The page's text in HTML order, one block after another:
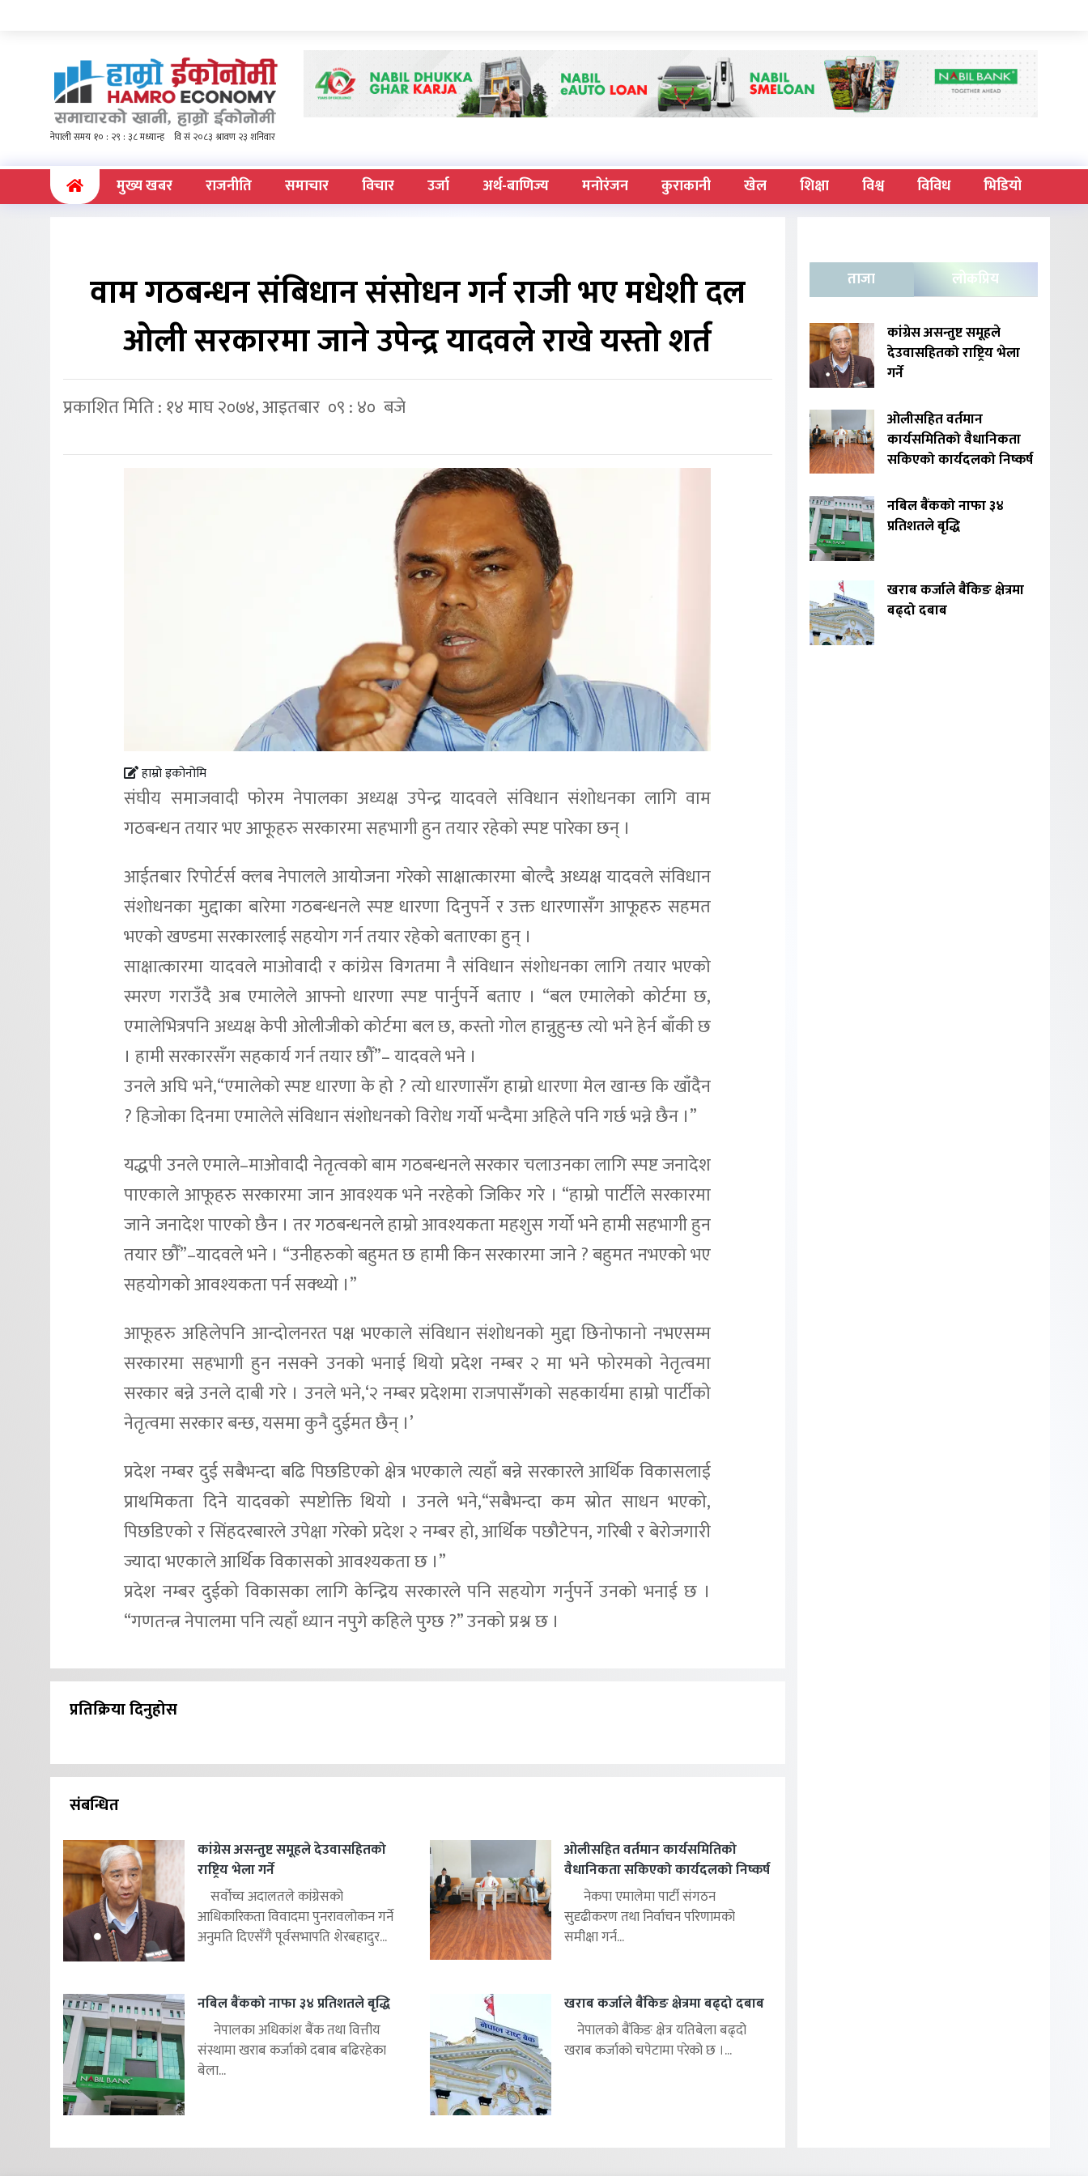
(current)मुख्य खबर राजनीति समाचार विचार उर्जा अर्थ-बाणिज्य मनोरंजन कुराकानी खेल शिक्षा विश्व विविध भिडियो
वाम गठबन्धन संबिधान संसोधन गर्न राजी भए मधेशी दल
ओली सरकारमा जाने उपेन्द्र यादवले राखे यस्तो शर्त
प्रकाशित मिति : १४ माघ २०७४, आइतबार ०९ : ४० बजे
हाम्रो इकोनोमि
संघीय समाजवादी फोरम नेपालका अध्यक्ष उपेन्द्र यादवले संविधान संशोधनका लागि वाम
गठबन्धन तयार भए आफूहरु सरकारमा सहभागी हुन तयार रहेको स्पष्ट पारेका छन् ।
आईतबार रिपोर्टर्स क्लब नेपालले आयोजना गरेको साक्षात्कारमा बोल्दै अध्यक्ष यादवले संविधान
संशोधनका मुद्दाका बारेमा गठबन्धनले स्पष्ट धारणा दिनुपर्ने र उक्त धारणासँग आफूहरु सहमत
भएको खण्डमा सरकारलाई सहयोग गर्न तयार रहेको बताएका हुन् ।
साक्षात्कारमा यादवले माओवादी र कांग्रेस विगतमा नै संविधान संशोधनका लागि तयार भएको
स्मरण गराउँदै अब एमालेले आफ्नो धारणा स्पष्ट पार्नुपर्ने बताए । “बल एमालेको कोर्टमा छ,
एमालेभित्रपनि अध्यक्ष केपी ओलीजीको कोर्टमा बल छ, कस्तो गोल हान्नुहुन्छ त्यो भने हेर्न बाँकी छ
। हामी सरकारसँग सहकार्य गर्न तयार छौँ”– यादवले भने ।
उनले अघि भने,“एमालेको स्पष्ट धारणा के हो ? त्यो धारणासँग हाम्रो धारणा मेल खान्छ कि खाँदैन
? हिजोका दिनमा एमालेले संविधान संशोधनको विरोध गर्यो भन्दैमा अहिले पनि गर्छ भन्ने छैन ।”
यद्धपी उनले एमाले–माओवादी नेतृत्वको बाम गठबन्धनले सरकार चलाउनका लागि स्पष्ट जनादेश
पाएकाले आफूहरु सरकारमा जान आवश्यक भने नरहेको जिकिर गरे । “हाम्रो पार्टीले सरकारमा
जाने जनादेश पाएको छैन । तर गठबन्धनले हाम्रो आवश्यकता महशुस गर्यो भने हामी सहभागी हुन
तयार छौँ”–यादवले भने । “उनीहरुको बहुमत छ हामी किन सरकारमा जाने ? बहुमत नभएको भए
सहयोगको आवश्यकता पर्न सक्थ्यो ।”
आफूहरु अहिलेपनि आन्दोलनरत पक्ष भएकाले संविधान संशोधनको मुद्दा छिनोफानो नभएसम्म
सरकारमा सहभागी हुन नसक्ने उनको भनाई थियो प्रदेश नम्बर २ मा भने फोरमको नेतृत्वमा
सरकार बन्ने उनले दाबी गरे । उनले भने,‘२ नम्बर प्रदेशमा राजपासँगको सहकार्यमा हाम्रो पार्टीको
नेतृत्वमा सरकार बन्छ, यसमा कुनै दुईमत छैन् ।’
प्रदेश नम्बर दुई सबैभन्दा बढि पिछडिएको क्षेत्र भएकाले त्यहाँ बन्ने सरकारले आर्थिक विकासलाई
प्राथमिकता दिने यादवको स्पष्टोक्ति थियो । उनले भने,“सबैभन्दा कम स्रोत साधन भएको,
पिछडिएको र सिंहदरबारले उपेक्षा गरेको प्रदेश २ नम्बर हो, आर्थिक पछौटेपन, गरिबी र बेरोजगारी
ज्यादा भएकाले आर्थिक विकासको आवश्यकता छ ।”
प्रदेश नम्बर दुईको विकासका लागि केन्द्रिय सरकारले पनि सहयोग गर्नुपर्ने उनको भनाई छ ।
“गणतन्त्र नेपालमा पनि त्यहाँ ध्यान नपुगे कहिले पुग्छ ?” उनको प्रश्न छ ।
प्रतिक्रिया दिनुहोस
संबन्धित
कांग्रेस असन्तुष्ट समूहले देउवासहितको
राष्ट्रिय भेला गर्ने
सर्वोच्च अदालतले कांग्रेसको
आधिकारिकता विवादमा पुनरावलोकन गर्ने
अनुमति दिएसँगै पूर्वसभापति शेरबहादुर...
ओलीसहित वर्तमान कार्यसमितिको
वैधानिकता सकिएको कार्यदलको निष्कर्ष
नेकपा एमालेमा पार्टी संगठन
सुदृढीकरण तथा निर्वाचन परिणामको
समीक्षा गर्न...
नबिल बैंकको नाफा ३४ प्रतिशतले बृद्धि
नेपालका अधिकांश बैंक तथा वित्तीय
संस्थामा खराब कर्जाको दबाब बढिरहेका
बेला...
खराब कर्जाले बैंकिङ क्षेत्रमा बढ्दो दबाब
नेपालको बैंकिङ क्षेत्र यतिबेला बढ्दो
खराब कर्जाको चपेटामा परेको छ ।...
ताजा लोकप्रिय
कांग्रेस असन्तुष्ट समूहले
देउवासहितको राष्ट्रिय भेला
गर्ने
ओलीसहित वर्तमान
कार्यसमितिको वैधानिकता
सकिएको कार्यदलको निष्कर्ष
नबिल बैंकको नाफा ३४
प्रतिशतले बृद्धि
खराब कर्जाले बैंकिङ क्षेत्रमा
बढ्दो दबाब